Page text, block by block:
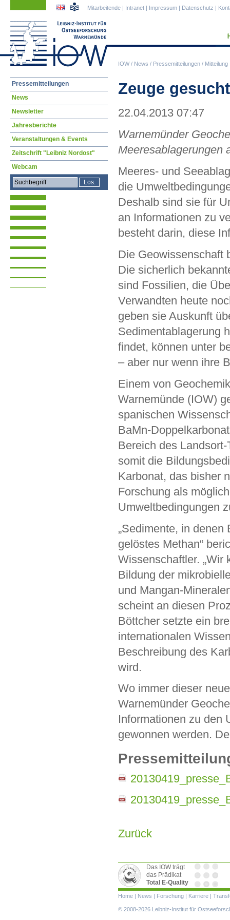
IOW/ News / Pressemitteilungen / Mitteilung
Mitarbeitende | Intranet | Impressum | Datenschutz |
Zeuge
22.04.2013 07:47
Warnemünder
Meeresablagerungen
Meeres- und
die
Deshalb sind sie für
an Informationen zu
besteht darin, diese
Die Geowissenschaft
Die sicherlich
sind Fossilien, die
Verwandten heute
geben sie Auskunft
Sedimentablagerung
findet, können unter
– aber nur wenn ihre
Einem von
Warnemünde (IOW)
spanischen
BaMn-
Bereich des
somit die
Karbonat, das bisher
Forschung als
Umweltbedingungen
„Sedimente, in
gelöstes Methan“
Wissenschaftler. „Wir
Bildung der
und Mangan-
scheint an diesen
Böttcher setzte ein
internationalen
Beschreibung des
wird.
Wo immer dieser
Warnemünder
Informationen zu den
gewonnen werden.
Zurück
Navigation
Pressemitteilungen
News
Newsletter
Jahresberichte
Veranstaltungen & Events
Zeitschrift "Leibniz Nordost"
Webcam
Das IOW trägt
das Prädikat
Total E-Quality
Navigation
Home News Forschung Karriere
© 2008-2026 Leibniz-Institut für